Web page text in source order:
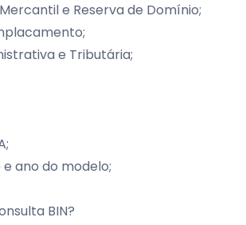
e Reserva de Domínio;
e Tributária;
ano do modelo;
BIN?